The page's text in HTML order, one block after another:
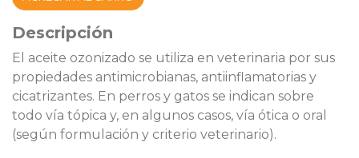
Descripción
El aceite ozonizado se utiliza en veterinaria por sus
propiedades antimicrobianas, antiinflamatorias y
cicatrizantes. En perros y gatos se indican sobre
todo vía tópica y, en algunos casos, vía ótica o oral
(según formulación y criterio veterinario).